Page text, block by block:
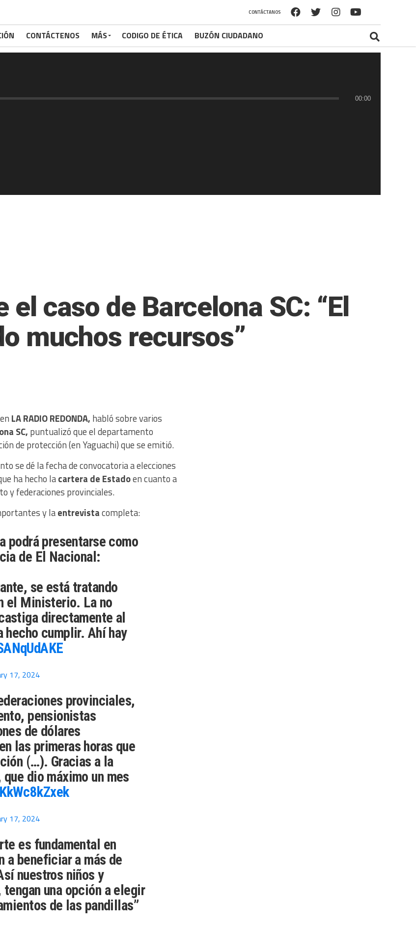
00:00
CONTÁCTANOS
CONTÁCTENOS MÁS CODIGO DE ÉTICA BUZÓN CIUDADANO
el caso de Barcelona SC: “El
muchos recursos”
LA RADIO REDONDA, habló sobre varios
SC, puntualizó que el departamento
de protección (en Yaguachi) que se emitió.
se dé la fecha de convocatoria a elecciones
ha hecho lacartera de Estadoen cuanto a
y federaciones provinciales.
y laentrevistacompleta:
podrá presentarse como
de El Nacional:
se está tratando
el Ministerio. La no
directamente al
hecho cumplir. Ahí hay
17, 2024
provinciales,
pensionistas
de dólares
las primeras horas que
(…). Gracias a la
dio máximo un mes
17, 2024
es fundamental en
a beneficiar a más de
nuestros niños y
una opción a elegir
de las pandillas”